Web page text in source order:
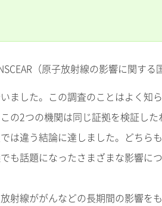
（原子放射線の影響に関する
ました。この調査のことはよく知
の2つの機関は同じ証拠を検証し
は違う結論に達しました。どちら
も話題になったさまざまな影響に
射線ががんなどの長期間の影響を